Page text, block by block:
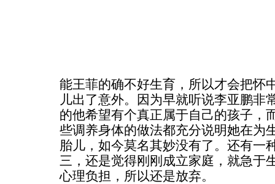
能王菲的确不好生育，所以才会把怀
儿出了意外。因为早就听说李亚鹏非
的他希望有个真正属于自己的孩子，
些调养身体的做法都充分说明她在为
胎儿，如今莫名其妙没有了。还有一
三，还是觉得刚刚成立家庭，就急于
心理负担，所以还是放弃。